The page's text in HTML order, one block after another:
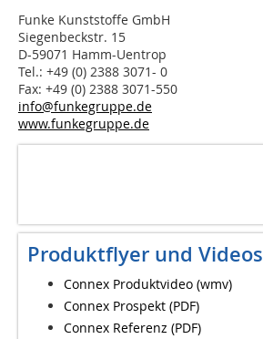
Funke Kunststoffe GmbH
Siegenbeckstr. 15
D-59071 Hamm-Uentrop
Tel.: +49 (0) 2388 3071- 0
Fax: +49 (0) 2388 3071-550
info@funkegruppe.de
www.funkegruppe.de
Produktflyer und Videos
Connex Produktvideo (wmv)
Connex Prospekt (PDF)
Connex Referenz (PDF)